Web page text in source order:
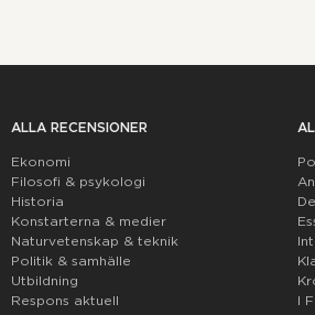
ALLA RECENSIONER
Ekonomi
Filosofi & psykologi
Historia
Konstarterna & medier
Naturvetenskap & teknik
Politik & samhälle
Utbildning
Respons aktuell
I